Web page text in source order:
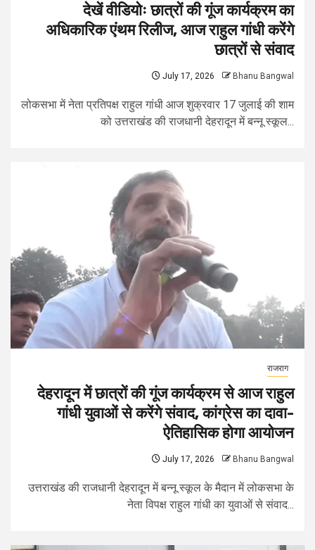
देखें वीडियोः छात्रों की गूंज कार्यक्रम का
अधिकारिक एंथम रिलीज, आज राहुल गांधी करेंगे
छात्रों से संवाद
July 17, 2026 Bhanu Bangwal
लोकसभा में नेता प्रतिपक्ष राहुल गांधी आज शुक्रवार 17 जुलाई की शाम
को उत्तराखंड की राजधानी देहरादून में बन्नू स्कूल...
राजराग
देहरादून में छात्रों की गूंज कार्यक्रम से आज राहुल
गांधी युवाओं से करेंगे संवाद, कांग्रेस का दावा-
ऐतिहासिक होगा आयोजन
July 17, 2026 Bhanu Bangwal
उत्तराखंड की राजधानी देहरादून में बन्नू स्कूल के मैदान में लोकसभा के
नेता विपक्ष राहुल गांधी का युवाओं से संवाद...